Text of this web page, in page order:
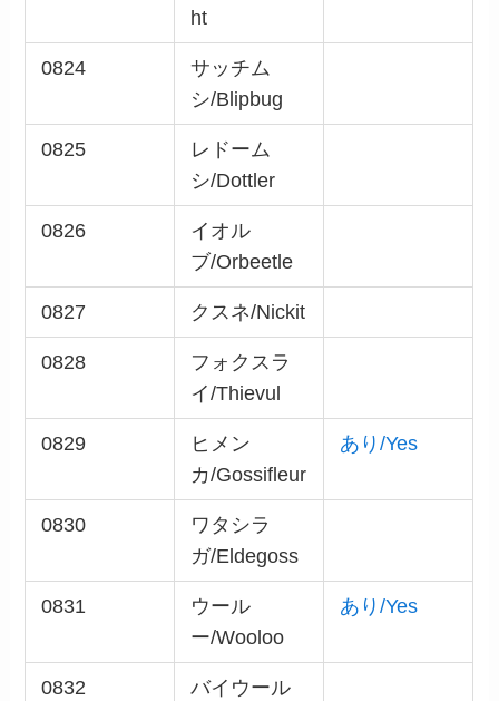
ht
0824
サッチム
シ/Blipbug
0825
レドーム
シ/Dottler
0826
イオル
ブ/Orbeetle
0827 クスネ/Nickit
0828
フォクスラ
イ/Thievul
0829
ヒメン
カ/Gossifleur
あり/Yes
0830
ワタシラ
ガ/Eldegoss
0831
ウール
ー/Wooloo
あり/Yes
0832
バイウール